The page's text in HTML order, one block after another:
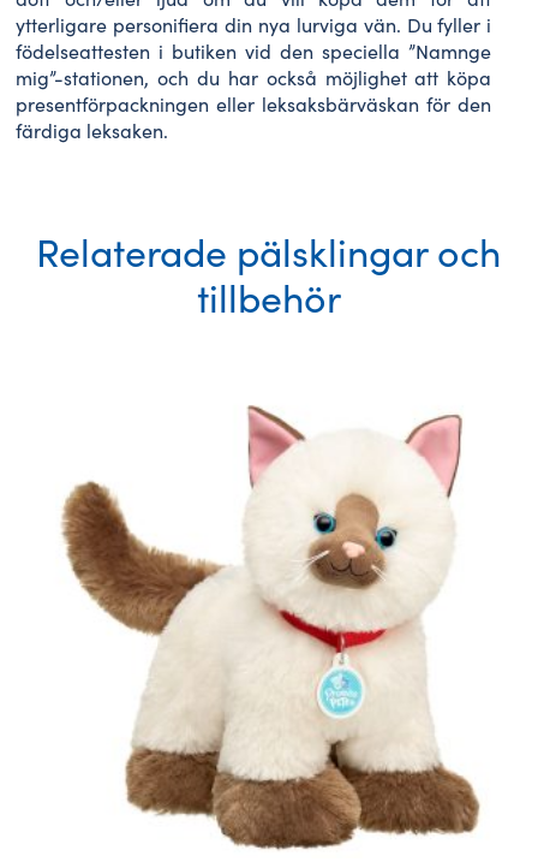
ytterligare personifiera din nya lurviga vän. Du fyller i
födelseattesten i butiken vid den speciella ”Namnge
mig”-stationen, och du har också möjlighet att köpa
presentförpackningen eller leksaksbärväskan för den
färdiga leksaken.
Relaterade pälsklingar och
tillbehör